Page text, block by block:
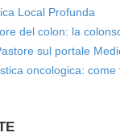
Local Profunda
del colon: la
sul portale
oncologica: come